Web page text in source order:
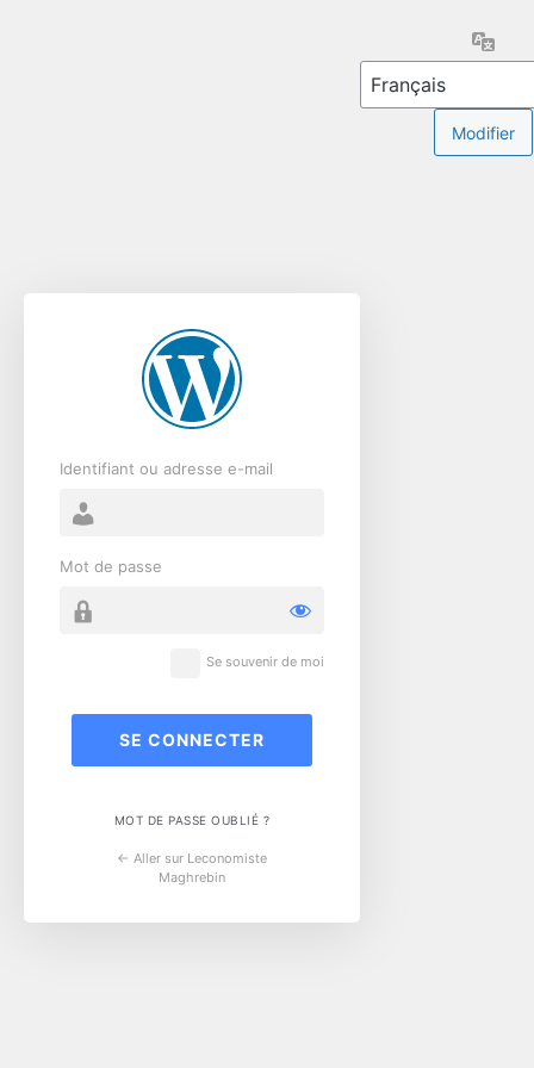
Identifiant ou adresse e-mail
Mot de passe
Se souvenir de moi
MOT DE PASSE OUBLIÉ ?
← Aller sur Leconomiste
Maghrebin